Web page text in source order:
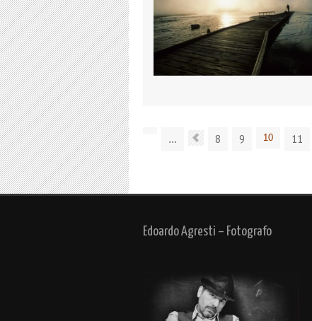
... 8 9 10 11
Edoardo Agresti – Fotografo